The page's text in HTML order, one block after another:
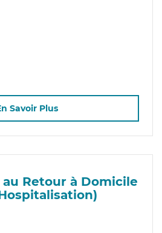
Savoir Plus
au Retour à Domicile